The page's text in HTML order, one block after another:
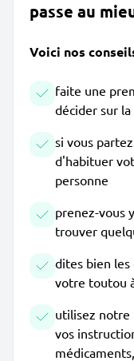
passe au
Voici nos
faite une
décider sur
si vous
d'habituer
personne
prenez-vous
trouver
dites bien les
votre toutou
utilisez notre
vos